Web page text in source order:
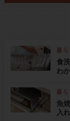
食
わ
魚
入